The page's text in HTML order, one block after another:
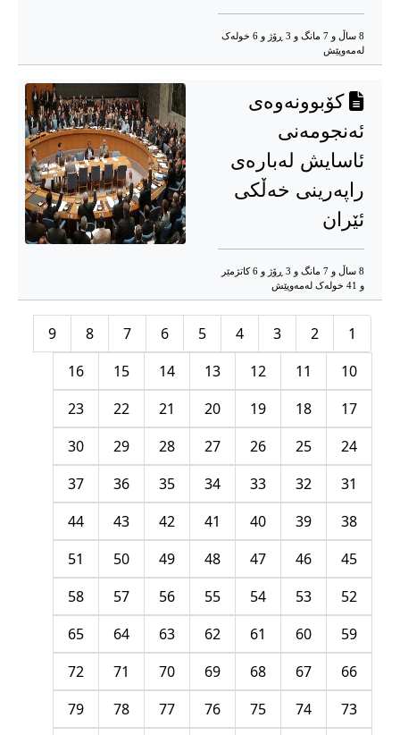
8 ساڵ و 7 مانگ و 3 ڕۆژ و 6 خوله‌ک
له‌مه‌وپێش‌
کۆبوونەوەی
ئەنجومەنی
ئاسایش لەبارەی
راپەرینی خەڵکی
ئێران
8 ساڵ و 7 مانگ و 3 ڕۆژ و 6 کاتژمێر
و 41 خوله‌ک له‌مه‌وپێش‌
1
2
3
4
5
6
7
8
9
10
11
12
13
14
15
16
17
18
19
20
21
22
23
24
25
26
27
28
29
30
31
32
33
34
35
36
37
38
39
40
41
42
43
44
45
46
47
48
49
50
51
52
53
54
55
56
57
58
59
60
61
62
63
64
65
66
67
68
69
70
71
72
73
74
75
76
77
78
79